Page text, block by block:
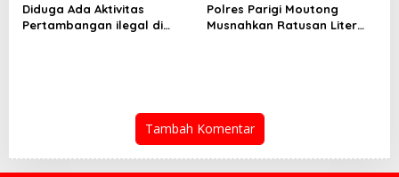
Diduga Ada Aktivitas
Pertambangan ilegal di
Polres Parigi Moutong
Musnahkan Ratusan Liter
Tambah Komentar